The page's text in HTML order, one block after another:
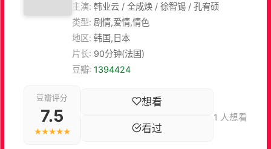
主演: 韩业云 / 全成焕 / 徐智锡 / 孔宥硕
类型: 剧情,爱情,情色
地区: 韩国,日本
片长: 90分钟(法国)
豆瓣: 1394424
豆瓣评分
7.5
★★★★★
想看
看过
1 人想看